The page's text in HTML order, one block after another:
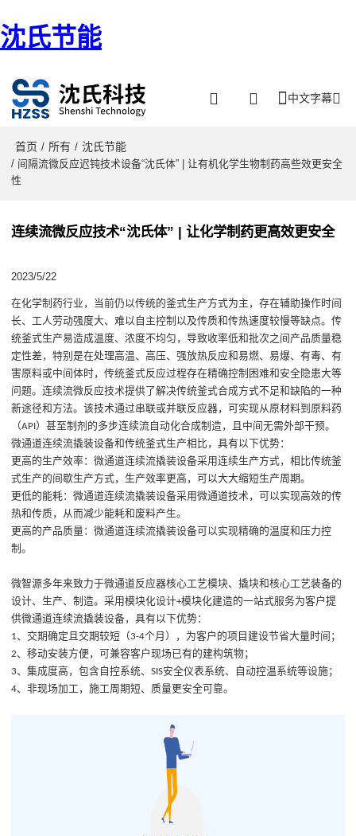
沈氏节能
中文字幕
首页 / 所有 / 沈氏节能
/ 间隔流微反应迟钝技术设备“沈氏体” | 让有机化学生物制药高些效更安全
性
连续流微反应技术“沈氏体” | 让化学制药更高效更安全
2023/5/22
在化学制药行业，当前仍以传统的釜式生产方式为主，存在辅助操作时间
长、工人劳动强度大、难以自主控制 以及传质和传热速度较慢等缺点。传
统釜式生产易造成温度、浓度不均匀 ，导致收率低和批次之间产品质量稳
定性差，特别是在处理高温、高压、强放热反应和易燃、易爆、有毒、有
害原料或中间体时，传统釜式反应过程存在精确控制困难和安全隐患大等
问题。连续流微反应技术提供了解决传统釜式合成方式不足和缺陷的一种
新途径和方法。该技术通过串联或并联反应器，可实现从原材料到原料药
（API ）甚至制剂的多步连续流自动化合成制造， 且 中间无需外部干预。
微通道连续流撬装设备和传统釜式生产相比，具有以下优势：
更高的生产效率：微通道连续流撬装设备采用连续生产方式，相比传统釜
式生产的间歇生产方式，生产效率更高，可以大大缩短生产周期。
更低的能耗：微通道连续流撬装设备采用微通道技术，可以实现高效的传
热和传质，从而减少能耗和废料产生。
更高的产品质量：微通道连续流撬装设备可以实现精确的温度和压力控
制。
微智源多年来致力于微通道反应器核心工艺模块、撬块和核心工艺装备的
设计、生产、制造。采用模块化设计+模块化建造的一站式服务为客户提
供微通道连续流撬装设备，具有以下优势：
1、交期确定且交期较短（3-4个月），为客户的项目建设节省大量时间；
2、移动安装方便，可兼容客户现场已有的建构筑物；
3、集成度高，包含自控系统、SIS安全仪表系统、自动控温系统等设施；
4、非现场加工，施工周期短、质量更安全可靠。